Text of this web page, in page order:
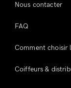
Nous contacter
FAQ
Comment choisir
Coiffeurs &